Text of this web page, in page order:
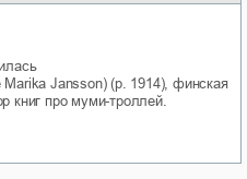
Marika Jansson) (р. 1914), финская
книг про муми-троллей.